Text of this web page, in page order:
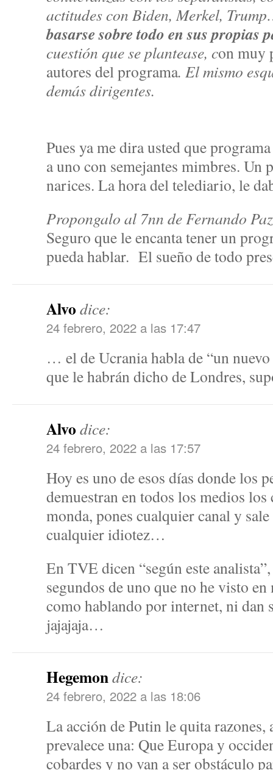
actitudes con Biden, Merkel,
basarse sobre todo en sus propias
cuestión que se plantease, con muy
autores del programa. El mismo
demás dirigentes.
Pues ya me dira usted que
a uno con semejantes mimbres. Un
narices. La hora del telediario, le
Propongalo al 7nn de Fernando
Seguro que le encanta tener un
pueda hablar. El sueño de todo
Alvodice:
24 febrero, 2022 a las 17:47
… el de Ucrania habla de “un
que le habrán dicho de Londres,
Alvodice:
24 febrero, 2022 a las 17:57
Hoy es uno de esos días donde los
demuestran en todos los medios
monda, pones cualquier canal y
cualquier idiotez…
En TVE dicen “según este
segundos de uno que no he visto
como hablando por internet, ni
jajajaja…
Hegemondice:
24 febrero, 2022 a las 18:06
La acción de Putin le quita razones,
prevalece una: Que Europa y
cobardes y no van a ser obstáculo